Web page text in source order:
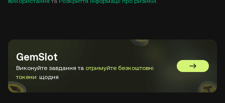
GemSlot
Виконуйте завдання та отримуйте безкоштовні
токени щодня
Перейти